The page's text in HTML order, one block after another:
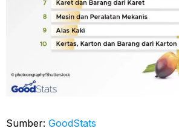
Sumber: GoodStats